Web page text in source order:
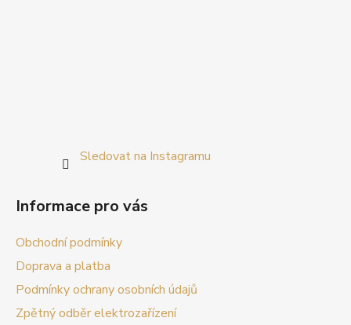
Sledovat na Instagramu
Informace pro vás
Obchodní podmínky
Doprava a platba
Podmínky ochrany osobních údajů
Zpětný odběr elektrozařízení